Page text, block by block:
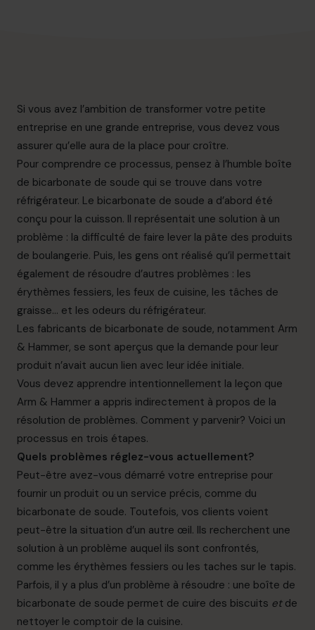
Si vous avez l’ambition de transformer votre petite
entreprise en une grande entreprise, vous devez vous
assurer qu’elle aura de la place pour croître.
Pour comprendre ce processus, pensez à l’humble boîte
de bicarbonate de soude qui se trouve dans votre
réfrigérateur. Le bicarbonate de soude a d’abord été
conçu pour la cuisson. Il représentait une solution à un
problème : la difficulté de faire lever la pâte des produits
de boulangerie. Puis, les gens ont réalisé qu’il permettait
également de résoudre d’autres problèmes : les
érythèmes fessiers, les feux de cuisine, les tâches de
graisse… et les odeurs du réfrigérateur.
Les fabricants de bicarbonate de soude, notamment Arm
& Hammer, se sont aperçus que la demande pour leur
produit n’avait aucun lien avec leur idée initiale.
Vous devez apprendre intentionnellement la leçon que
Arm & Hammer a appris indirectement à propos de la
résolution de problèmes. Comment y parvenir? Voici un
processus en trois étapes.
Quels problèmes réglez-vous actuellement?
Peut-être avez-vous démarré votre entreprise pour
fournir un produit ou un service précis, comme du
bicarbonate de soude. Toutefois, vos clients voient
peut-être la situation d’un autre œil. Ils recherchent une
solution à un problème auquel ils sont confrontés,
comme les érythèmes fessiers ou les taches sur le tapis.
Parfois, il y a plus d’un problème à résoudre : une boîte de
bicarbonate de soude permet de cuire des biscuits etde
nettoyer le comptoir de la cuisine.